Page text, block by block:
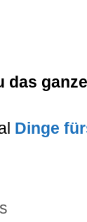
das
Dinge